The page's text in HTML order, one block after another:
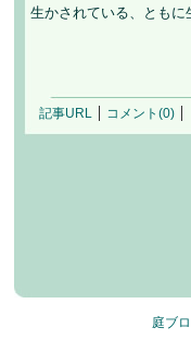
生かされている、とも
記事URL コメント(0)
庭ブ